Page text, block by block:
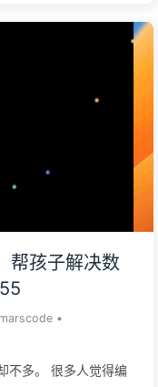
）。 最近发现它又在
“理解 → 分析 → 建议
也不需要再手动拼接
动作：拍一下就好。
”： 🧾 一张模糊、有水
。 📝 一张课
财
帮孩子解决数
marscode •
不多。 很多人觉得编